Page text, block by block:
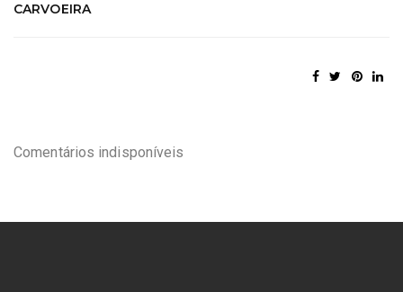
CARVOEIRA
Comentários indisponíveis